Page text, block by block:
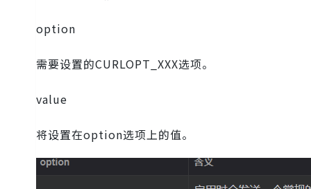
option
需要设置的CURLOPT_XXX选项。
value
将设置在option选项上的值。